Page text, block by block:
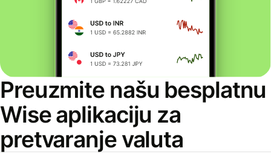
Preuzmite našu besplatnu
Wise aplikaciju za
pretvaranje valuta